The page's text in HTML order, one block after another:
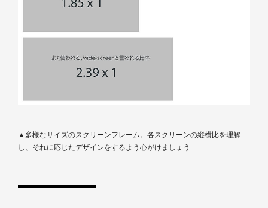
▲多様なサイズのスクリーンフレーム。各スクリーンの縦横比を理解
し、それに応じたデザインをするよう心がけましょう